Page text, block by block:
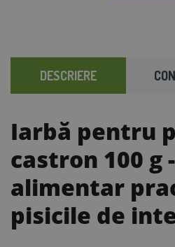
DESCRIERE
Iarbă pentru
castron 100 g
alimentar
pisicile de